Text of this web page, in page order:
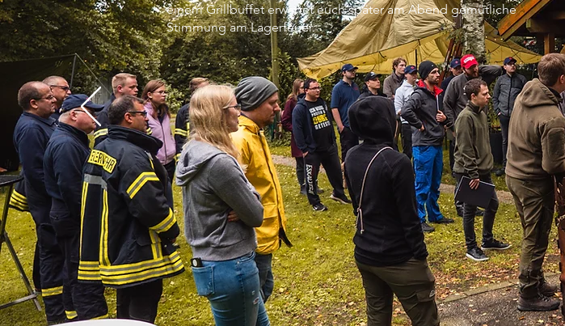
einem Grillbuffet erwartet euch später am Abend gemütliche
Stimmung am Lagerfeuer.